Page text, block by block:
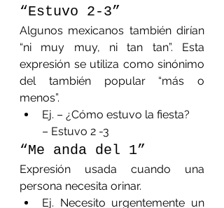
“Estuvo 2-3”
Algunos mexicanos también dirían
“ni muy muy, ni tan tan”. Esta
expresión se utiliza como sinónimo
del también popular “más o
menos”.
Ej. – ¿Cómo estuvo la fiesta?
– Estuvo 2 -3
“Me anda del 1”
Expresión usada cuando una
persona necesita orinar.
Ej. Necesito urgentemente un